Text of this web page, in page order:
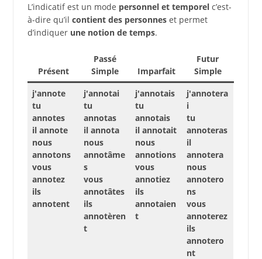
L’indicatif est un mode personnel et temporelc’est-
à-dire qu’il contient des personneset permet
d’indiquer une notion de temps.
Présent
Passé
Simple
Imparfait
Futur
Simple
j'annote
tu
annotes
il annote
nous
annotons
vous
annotez
ils
annotent
j'annotai
tu
annotas
il annota
nous
annotâme
s
vous
annotâtes
ils
annotèren
t
j'annotais
tu
annotais
il annotait
nous
annotions
vous
annotiez
ils
annotaien
t
j'annotera
i
tu
annoteras
il
annotera
nous
annotero
ns
vous
annoterez
ils
annotero
nt